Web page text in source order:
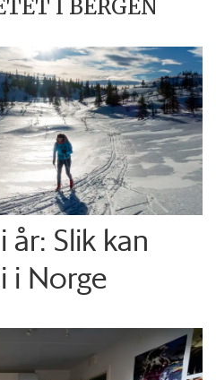
I BERGEN
år: Slik kan
i Norge